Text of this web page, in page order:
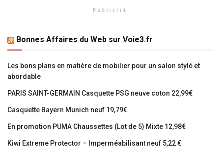
Publicité
Bonnes Affaires du Web sur Voie3.fr
Les bons plans en matière de mobilier pour un salon stylé et
abordable
PARIS SAINT-GERMAIN Casquette PSG neuve coton 22,99€
Casquette Bayern Munich neuf 19,79€
En promotion PUMA Chaussettes (Lot de 5) Mixte 12,98€
Kiwi Extreme Protector – Imperméabilisant neuf 5,22 €